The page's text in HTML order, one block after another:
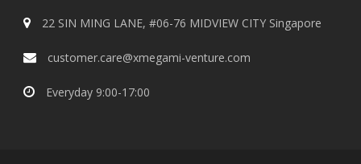
22 SIN MING LANE, #06-76 MIDVIEW CITY Singapore
customer.care@xmegami-venture.com
Everyday 9:00-17:00